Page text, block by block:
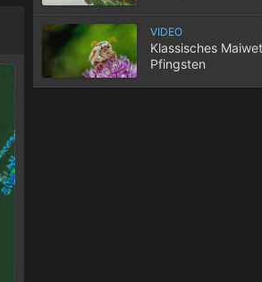
VIDEO
Klassisches
Pfingsten